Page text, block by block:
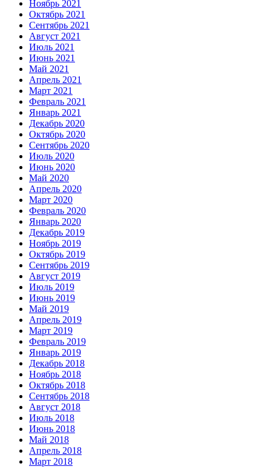
Ноябрь 2021
Октябрь 2021
Сентябрь 2021
Август 2021
Июль 2021
Июнь 2021
Май 2021
Апрель 2021
Март 2021
Февраль 2021
Январь 2021
Декабрь 2020
Октябрь 2020
Сентябрь 2020
Июль 2020
Июнь 2020
Май 2020
Апрель 2020
Март 2020
Февраль 2020
Январь 2020
Декабрь 2019
Ноябрь 2019
Октябрь 2019
Сентябрь 2019
Август 2019
Июль 2019
Июнь 2019
Май 2019
Апрель 2019
Март 2019
Февраль 2019
Январь 2019
Декабрь 2018
Ноябрь 2018
Октябрь 2018
Сентябрь 2018
Август 2018
Июль 2018
Июнь 2018
Май 2018
Апрель 2018
Март 2018